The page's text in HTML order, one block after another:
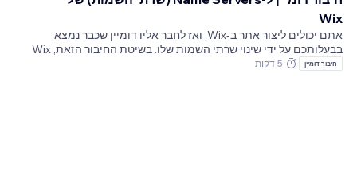
Wix
אתם יכולים ליצור אתר ב-Wix, ואז לחבר אליו דומיין שכבר נמצא
בבעלותכם על ידי שינוי שרתי השמות שלו. בשיטת החיבור הזאת, Wix
חיבור דומיין 5 דקות